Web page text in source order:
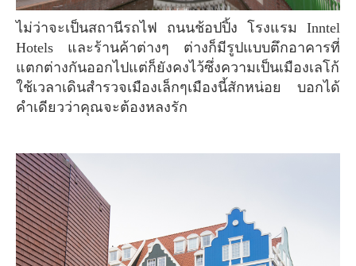
ไม่ว่าจะเป็นสถานีรถไฟ ถนนช้อปปิ้ง โรงแรม Inntel
Hotels และร้านค้าต่างๆ ต่างก็มีรูปแบบตึกอาคารที่
แตกต่างกันออกไปแต่ก็ยังคงไว้ซึ่งความเป็นเมืองเลโก้
ใช้เวลาเดินสำรวจเมืองเล็กๆเมืองนี้สักหน่อย บอกได้
คำเดียวว่าคุณจะต้องหลงรัก